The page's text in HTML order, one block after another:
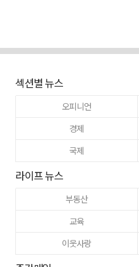
섹션별 뉴스
오피니언
경제
국제
라이프 뉴스
부동산
교육
이웃사랑